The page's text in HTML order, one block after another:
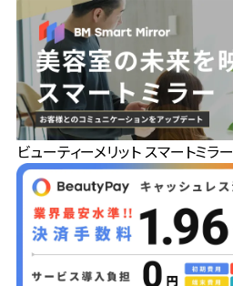
ビューティーメリット スマートミラー